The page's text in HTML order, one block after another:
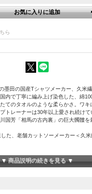
ら
墨田の国産Tシャツメーカー、久米
内で丁寧に編み上げ染色した、綿
てのタオルのような柔らかさ。ワキ
トレーナーは30年以上愛され続けて
国芳「相馬の古内裏」の巨大髑髏を
た、老舗カットソーメーカー＜久
りが信条。素材選びから紡績、縫製
人技術が注ぎ込まれ、極上の着心地
上愛されてきたロングライフデザイ
▼ 商品説明の続きを見る ▼